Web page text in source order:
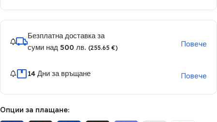
Безплатна доставка за
суми над 500 лв. (255.65 €) Повече
14 Дни за връщане Повече
Опции за плащане: